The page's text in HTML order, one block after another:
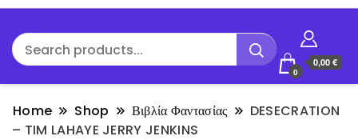
0
0,00 €
Home Shop Βιβλία Φαντασίας
DESECRATION
– TIM LAHAYE JERRY JENKINS